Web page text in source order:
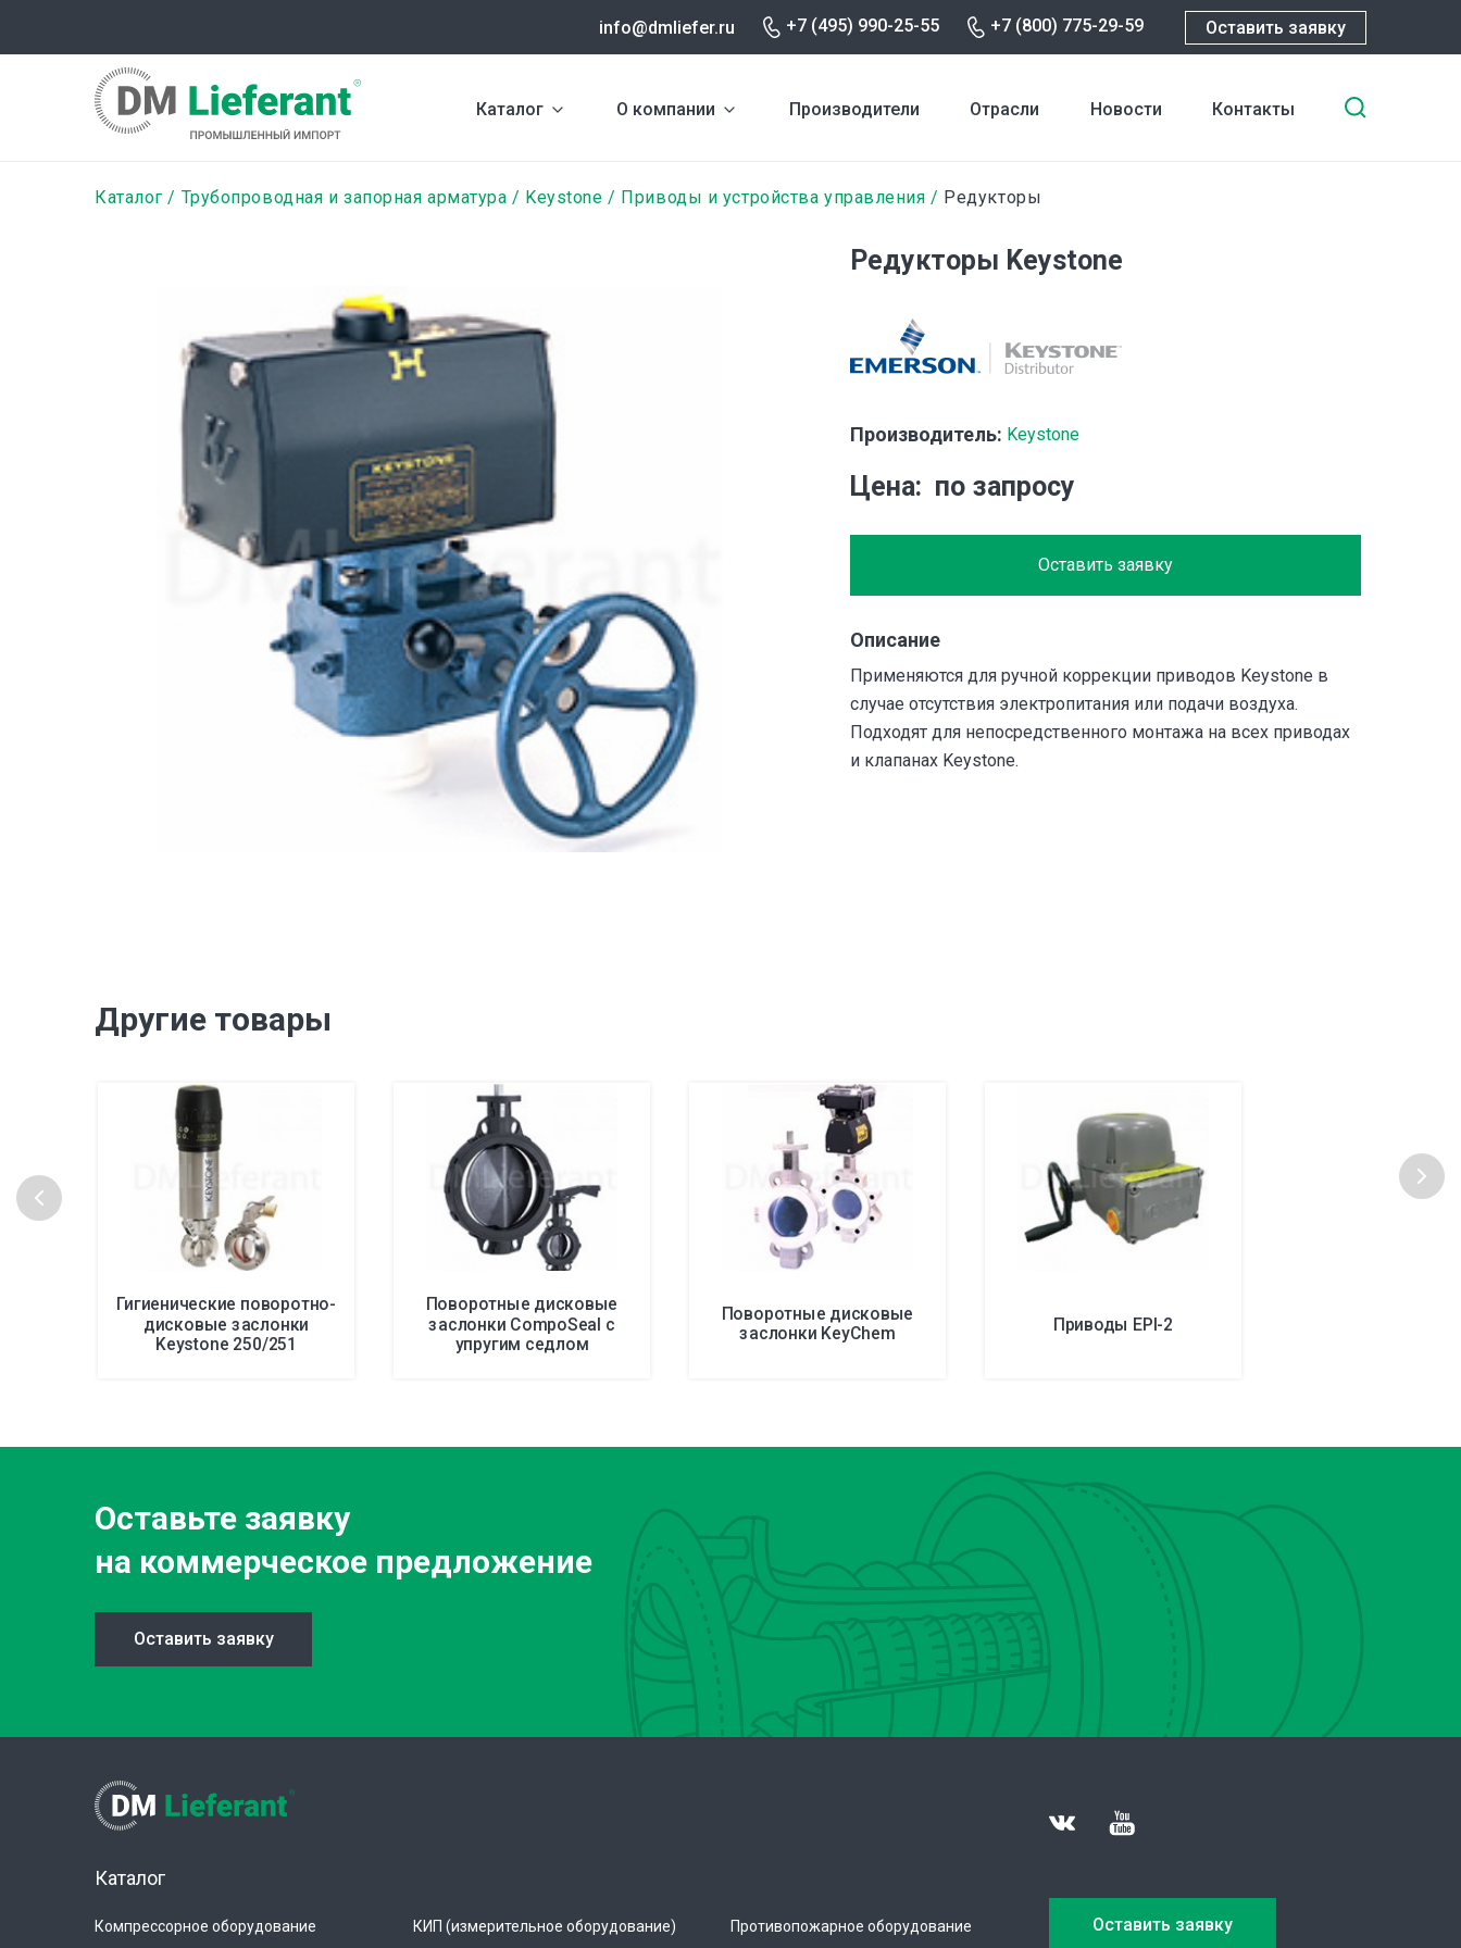
содержанию
info@dmliefer.ru +7 (495) 990-25-55 +7 (800) 775-29-59 Оставить заявку
Каталог О компании Производители Отрасли Новости Контакты
Строка
Каталог Трубопроводная и запорная арматура Keystone Приводы и устройства управления Редукторы
Редукторы Keystone
Производитель: Keystone
Цена по запросу
Оставить заявку
Описание
Применяются для ручной коррекции приводов Keystone в
случае отсутствия электропитания или подачи воздуха.
Подходят для непосредственного монтажа на всех приводах
и клапанах Keystone.
Другие товары
Гигиенические поворотно-
дисковые заслонки
Keystone 250/251
Поворотные дисковые
заслонки CompoSeal с
упругим седлом
Поворотные дисковые
заслонки KeyChem Приводы EPI-2
Оставьте заявку
на коммерческое предложение
Оставить заявку
Каталог
Компрессорное оборудование
КИП (измерительное оборудование)
Противопожарное оборудование
Оставить заявку